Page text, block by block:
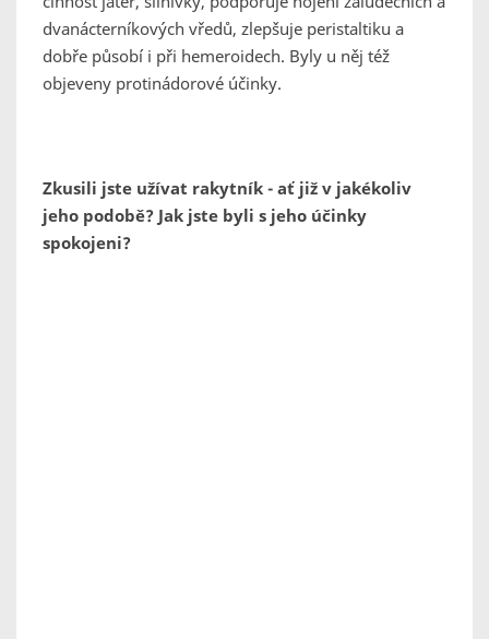
dvanácterníkových vředů, zlepšuje peristaltiku a
dobře působí i při hemeroidech. Byly u něj též
objeveny protinádorové účinky.
Zkusili jste užívat rakytník - ať již v jakékoliv
jeho podobě? Jak jste byli s jeho účinky
spokojeni?